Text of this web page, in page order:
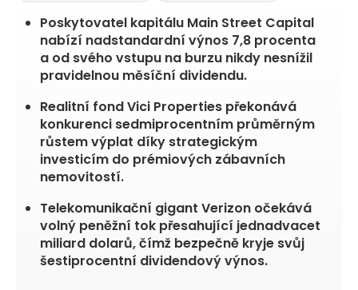
Poskytovatel kapitálu Main Street Capital
nabízí nadstandardní výnos 7,8 procenta
a od svého vstupu na burzu nikdy nesnížil
pravidelnou měsíční dividendu.
Realitní fond Vici Properties překonává
konkurenci sedmiprocentním průměrným
růstem výplat díky strategickým
investicím do prémiových zábavních
nemovitostí.
Telekomunikační gigant Verizon očekává
volný peněžní tok přesahující jednadvacet
miliard dolarů, čímž bezpečně kryje svůj
šestiprocentní dividendový výnos.